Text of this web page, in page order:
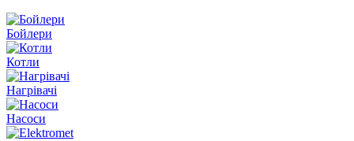
Бойлери
Котли
Нагрівачі
Насоси